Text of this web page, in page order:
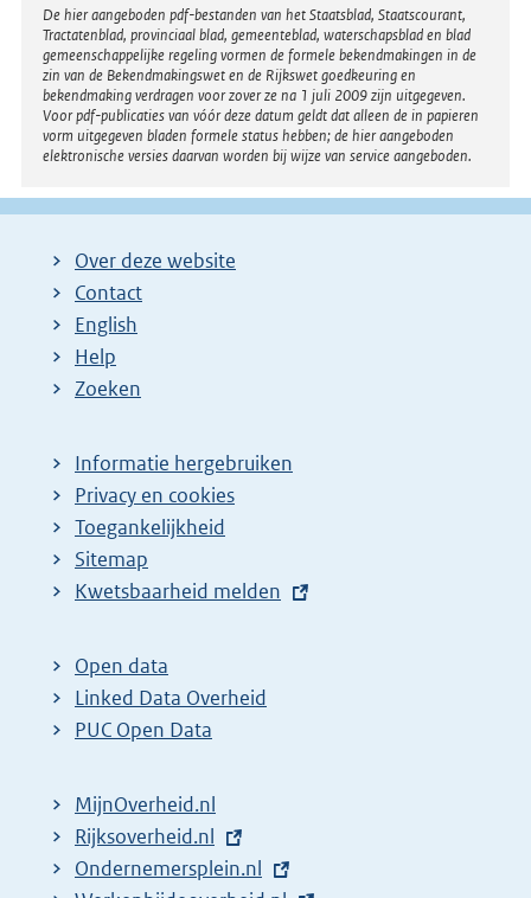
Disclaimer
De hier aangeboden pdf-bestanden van het Staatsblad, Staatscourant,
Tractatenblad, provinciaal blad, gemeenteblad, waterschapsblad en blad
gemeenschappelijke regeling vormen de formele bekendmakingen in de
zin van de Bekendmakingswet en de Rijkswet goedkeuring en
bekendmaking verdragen voor zover ze na 1 juli 2009 zijn uitgegeven.
Voor pdf-publicaties van vóór deze datum geldt dat alleen de in papieren
vorm uitgegeven bladen formele status hebben; de hier aangeboden
elektronische versies daarvan worden bij wijze van service aangeboden.
Over deze website
Contact
English
Help
Zoeken
Informatie hergebruiken
Privacy en cookies
Toegankelijkheid
Sitemap
E
t
e
r
l
i
n
Kwetsbaarheid melden
Open data
Linked Data Overheid
PUC Open Data
MijnOverheid.nl
E
x
Rijksoverheid.nl
E
Ondernemersplein.nl